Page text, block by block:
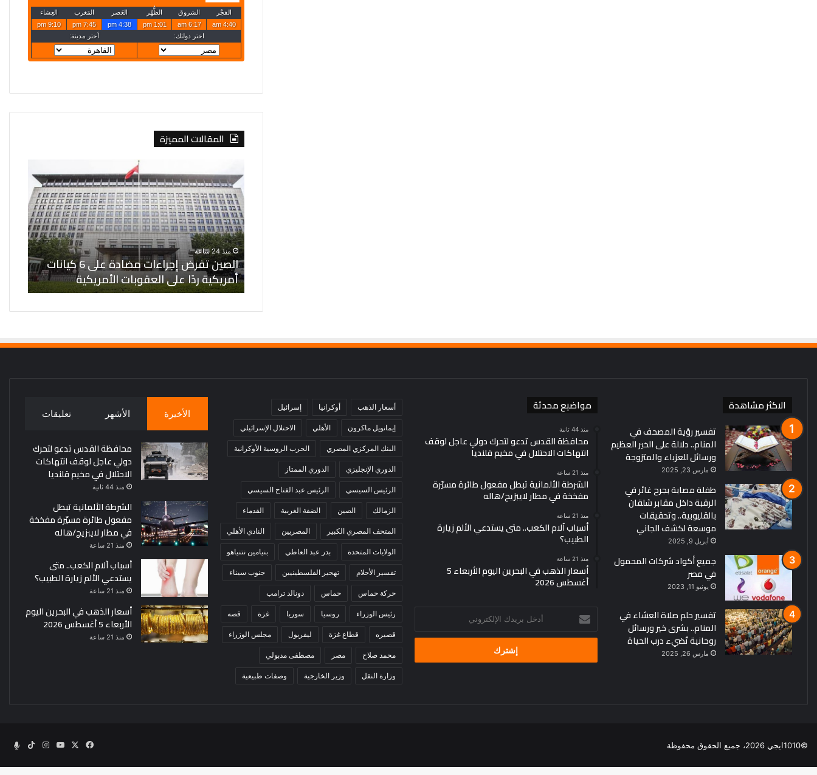
المقالات المميزة
تفرض
إجراءات
مضادة
على
6
كيانات
أمريكية
ردًا
على
العقوبات
منذ 24 ساعة
الصين تفرض إجراءات مضادة على 6 كيانات
أمريكية ردًا على العقوبات الأمريكية
4
سفن
أوكرانية
في
والبحر
الأسود
الاكثر مشاهدة
تفسير رؤية المصحف في
المنام.. دلالة على الخير العظيم
ورسائل للعزباء والمتزوجة
مارس 23, 2025
طفلة مصابة بجرح غائر في
الرقبة داخل مقابر شلقان
بالقليوبية.. وتحقيقات
موسعة لكشف الجاني
أبريل 9, 2025
جميع أكواد شركات المحمول
في مصر
يونيو 11, 2023
تفسير حلم صلاة العشاء في
المنام.. بشرى خير ورسائل
روحانية تُضيء درب الحياة
مارس 26, 2025
مواضيع محدثة
منذ 44 ثانية
محافظة القدس تدعو لتحرك دولي عاجل لوقف
انتهاكات الاحتلال في مخيم قلنديا
منذ 21 ساعة
الشرطة الألمانية تبطل مفعول طائرة مسيّرة
مفخخة في مطار لايبزيج/هاله
منذ 21 ساعة
أسباب آلام الكعب.. متى يستدعي الألم زيارة
الطبيب؟
منذ 21 ساعة
أسعار الذهب في البحرين اليوم الأربعاء 5
أغسطس 2026
بريدك
الإلكتروني
أسعار الذهب أوكرانيا إسرائيل
إيمانويل ماكرون الأهلي الاحتلال الإسرائيلي
البنك المركزي المصري الحرب الروسية الأوكرانية
الدوري الإنجليزي الدوري الممتاز
الرئيس السيسي الرئيس عبد الفتاح السيسي
الزمالك الصين الضفة الغربية القدماء
المتحف المصري الكبير المصريين النادي الأهلي
الولايات المتحدة بدر عبد العاطي بنيامين نتنياهو
تفسير الأحلام تهجير الفلسطينيين جنوب سيناء
حركة حماس حماس دونالد ترامب
رئيس الوزراء روسيا سوريا غزة قصه
قصيره قطاع غزة ليفربول مجلس الوزراء
محمد صلاح مصر مصطفى مدبولي
وزارة النقل وزير الخارجية وصفات طبيعية
الأخيرة الأشهر تعليقات
محافظة القدس تدعو لتحرك
دولي عاجل لوقف انتهاكات
الاحتلال في مخيم قلنديا
منذ 44 ثانية
الشرطة الألمانية تبطل
مفعول طائرة مسيّرة مفخخة
في مطار لايبزيج/هاله
منذ 21 ساعة
أسباب آلام الكعب.. متى
يستدعي الألم زيارة الطبيب؟
منذ 21 ساعة
أسعار الذهب في البحرين اليوم
الأربعاء 5 أغسطس 2026
منذ 21 ساعة
©1010ايجي 2026، جميع الحقوق محفوظة فيسبوك ‫YouTubeانستقرام
‫TikTok